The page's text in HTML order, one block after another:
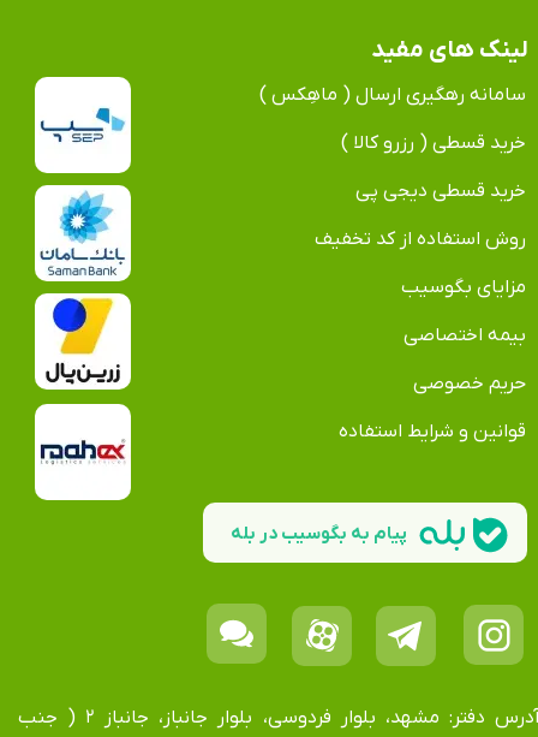
لینک های مفید
سامانه رهگیری ارسال ( ماهِکس )
خرید قسطی ( رزرو کالا )
خرید قسطی دیجی پی
روش استفاده از کد تخفیف
مزایای بگوسیب
بیمه اختصاصی
حریم خصوصی
قوانین و شرایط استفاده
آدرس دفتر: مشهد، بلوار فردوسی، بلوار جانباز، جانباز ۲ ( جنب
پیام به بگوسیب در بله